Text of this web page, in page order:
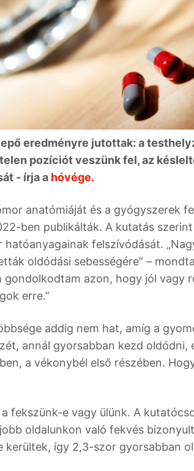
eredményre jutottak: a
pozíciót veszünk fel, az
- írja a hóvége.
anatómiáját és a gyógyszerek
ben publikálták. A kutatás
felszívódását.
oldódási sebességére” –
azon, hogy jól vagy
erre.”
addig nem hat, amíg a
annál gyorsabban kezd oldódni,
a vékonybél első részében.
fekszünk-e vagy ülünk. A
oldalunkon való fekvés
kerültek, így 2,3-szor gyorsabban